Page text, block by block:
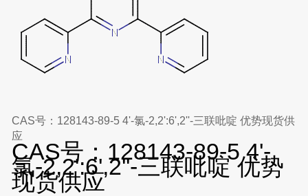
CAS号：128143-89-5 4'-氯-2,2':6',2''-三联吡啶 优势现货供
应
CAS号：128143-89-5 4'-
氯-2,2':6',2''-三联吡啶 优势
现货供应